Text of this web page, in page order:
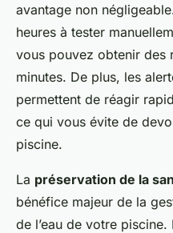
avantage non
heures à tester
vous pouvez obtenir des
minutes. De plus, les
permettent de réagir
ce qui vous évite de
piscine.
La préservation de la
bénéfice majeur de la
de l’eau de votre